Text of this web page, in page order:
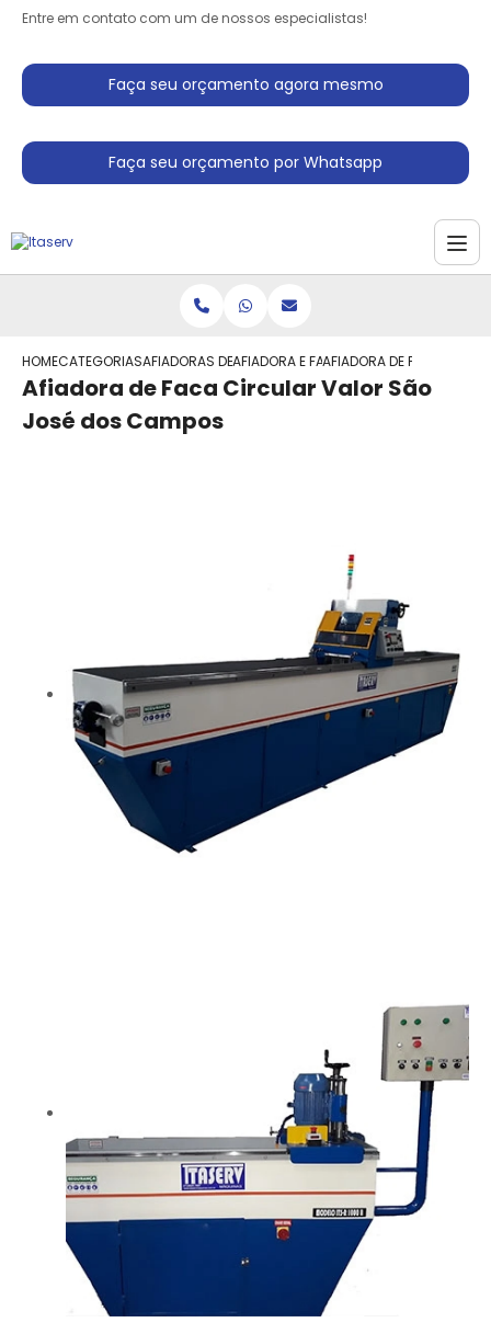
Entre em contato com um de nossos especialistas!
Faça seu orçamento agora mesmo
Faça seu orçamento por Whatsapp
HOMECATEGORIASAFIADORAS DE FACASAFIADORA E FACASAFIADORA DE FACA
Afiadora de Faca Circular Valor São
José dos Campos